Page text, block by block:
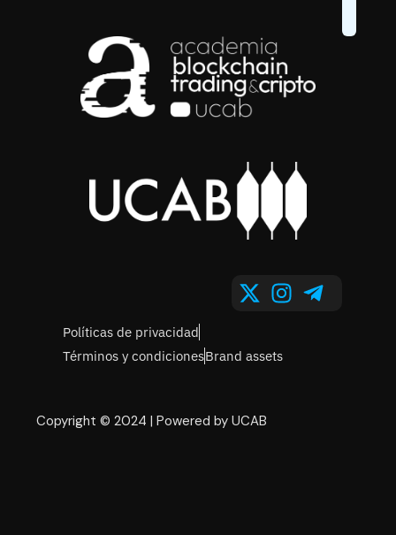
Políticas de privacidad
Términos y condicionesBrand assets
Copyright © 2024 | Powered by UCAB